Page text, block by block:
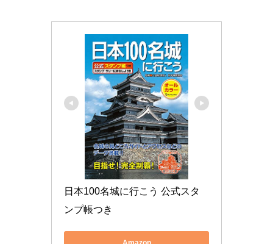
日本100名城に行こう 公式スタ
ンプ帳つき